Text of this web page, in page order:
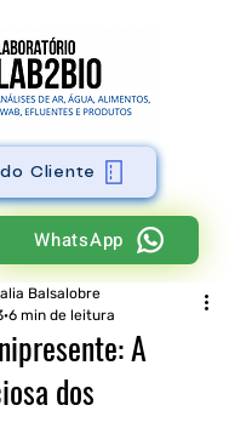
WhatsApp
Cliente
A
dos
Balsalobre
6 min de leitura